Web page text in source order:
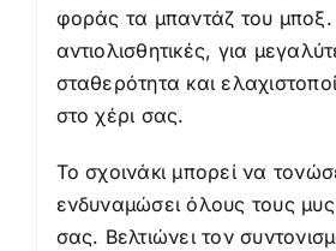
φοράς τα μπαντάζ του μποξ.
αντιολισθητικές, για
σταθερότητα και
στο χέρι σας.
Το σχοινάκι μπορεί να
ενδυναμώσει όλους τους
σας. Βελτιώνει τον